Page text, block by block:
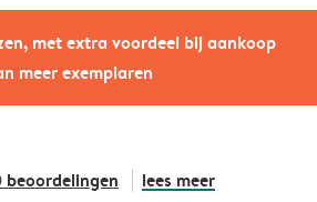
met extra voordeel bij aankoop
meer exemplaren
beoordelingen lees meer